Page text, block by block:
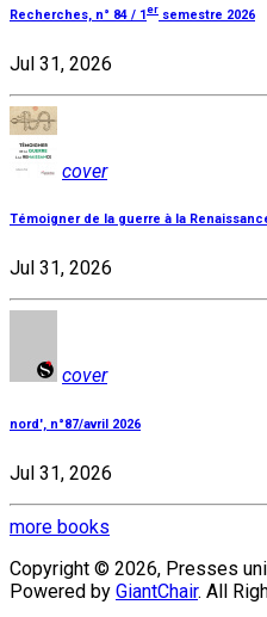
Recherches, n° 84 / 1er semestre 2026
Jul 31, 2026
cover
Témoigner de la guerre à la
Jul 31, 2026
cover
nord', n°87/avril 2026
Jul 31, 2026
more books
Copyright © 2026, Presses
Powered by GiantChair. All